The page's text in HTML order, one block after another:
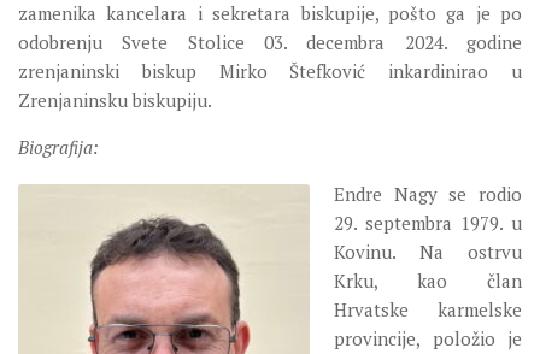
ARHIVA
ARHIVA GALERIJA
SINODA
SINODSKA MOLITVA
MOTO I LOGO
SINODSKI URED
KOORDINACIONA GRUPA
RADNE GRUPE SINODE
zamenika kancelara i sekretara biskupije, pošto ga je po
odobrenju Svete Stolice 03. decembra 2024. godine
zrenjaninski biskup Mirko Štefković inkardinirao u
Zrenjaninsku biskupiju.
Biografija:
Endre Nagy se rodio
29. septembra 1979. u
Kovinu. Na ostrvu
Krku, kao član
Hrvatske karmelske
provincije, položio je